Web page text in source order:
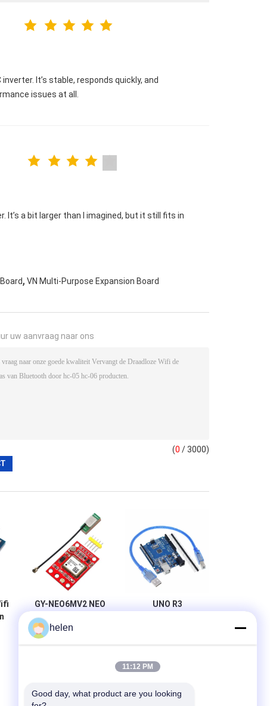
It’s stable, responds quickly, and
issues at all.
It’s a bit larger than I imagined, but it still fits in
, VN Multi-Purpose Expansion Board
uw aanvraag naar ons
(0 / 3000)
GY-NEO6MV2 NEO
6M GPS Module
voor de Raad van
UNO R3
met Recht Pin
helen
11:12 PM
Good day, what product are you looking